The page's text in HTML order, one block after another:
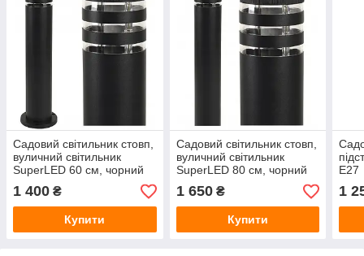
Садовий світильник стовп,
вуличний світильник
SuperLED 60 см, чорний
1 400 ₴
Купити
Садовий світильник стовп,
вуличний світильник
SuperLED 80 см, чорний
1 650₴
Купити
E27
1